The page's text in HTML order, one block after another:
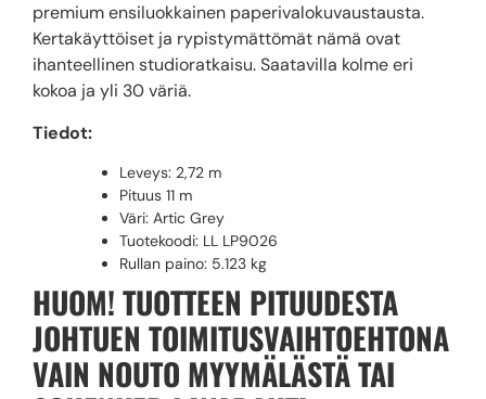
premium ensiluokkainen paperivalokuvaustausta.
Kertakäyttöiset ja rypistymättömät nämä ovat
ihanteellinen studioratkaisu. Saatavilla kolme eri
kokoa ja yli 30 väriä.
Tiedot:
Leveys: 2,72 m
Pituus 11 m
Väri: Artic Grey
Tuotekoodi: LL LP9026
Rullan paino: 5.123 kg
HUOM! TUOTTEEN PITUUDESTA
JOHTUEN TOIMITUSVAIHTOEHTONA
VAIN NOUTO MYYMÄLÄSTÄ TAI